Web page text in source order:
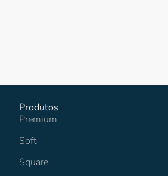
Produtos
Premium
Soft
Square